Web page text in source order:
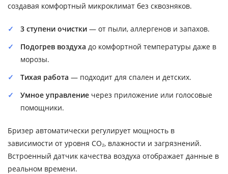
создавая комфортный микроклимат без сквозняков.
3 ступени очистки — от пыли, аллергенов и запахов.
Подогрев воздуха до комфортной температуры даже в
морозы.
Тихая работа — подходит для спален и детских.
Умное управление через приложение или голосовые
помощники.
Бризер автоматически регулирует мощность в
зависимости от уровня CO₂, влажности и загрязнений.
Встроенный датчик качества воздуха отображает данные в
реальном времени.